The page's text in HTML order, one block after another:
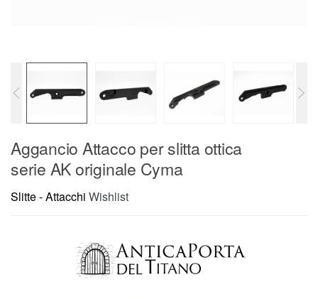
Aggancio Attacco per slitta ottica
serie AK originale Cyma
Slitte - Attacchi Wishlist